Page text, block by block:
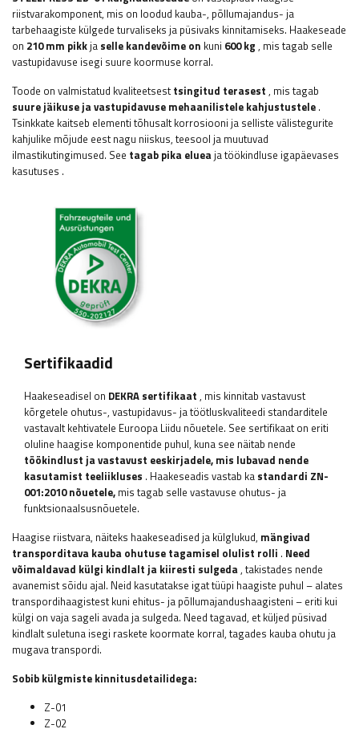
riistvarakomponent, mis on loodud kauba-, põllumajandus- ja
tarbehaagiste külgede turvaliseks ja püsivaks kinnitamiseks. Haakeseade
on 210 mm pikkja selle kandevõime on kuni 600 kg , mis tagab selle
vastupidavuse isegi suure koormuse korral.
Toode on valmistatud kvaliteetsest tsingitud terasest , mis tagab
suure jäikuse ja vastupidavuse mehaanilistele kahjustustele .
Tsinkkate kaitseb elementi tõhusalt korrosiooni ja selliste välistegurite
kahjulike mõjude eest nagu niiskus, teesool ja muutuvad
ilmastikutingimused. See tagab pika elueaja töökindluse igapäevases
kasutuses .
Sertifikaadid
Haakeseadisel on DEKRA sertifikaat , mis kinnitab vastavust
kõrgetele ohutus-, vastupidavus- ja töötluskvaliteedi standarditele
vastavalt kehtivatele Euroopa Liidu nõuetele. See sertifikaat on eriti
oluline haagise komponentide puhul, kuna see näitab nende
töökindlust ja vastavust eeskirjadele, mis lubavad nende
kasutamist teeliikluses . Haakeseadis vastab ka standardi ZN-
001:2010 nõuetele, mis tagab selle vastavuse ohutus- ja
funktsionaalsusnõuetele.
Haagise riistvara, näiteks haakeseadised ja külglukud, mängivad
transporditava kauba ohutuse tagamisel olulist rolli . Need
võimaldavad külgi kindlalt ja kiiresti sulgeda, takistades nende
avanemist sõidu ajal. Neid kasutatakse igat tüüpi haagiste puhul – alates
transpordihaagistest kuni ehitus- ja põllumajandushaagisteni – eriti kui
külgi on vaja sageli avada ja sulgeda. Need tagavad, et küljed püsivad
kindlalt suletuna isegi raskete koormate korral, tagades kauba ohutu ja
mugava transpordi.
Sobib külgmiste kinnitusdetailidega:
Z-01
Z-02